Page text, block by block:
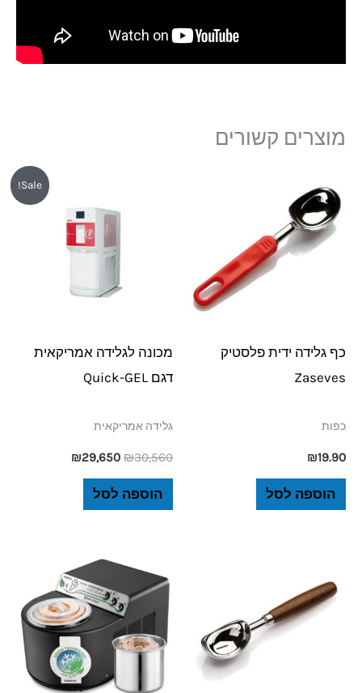
מוצרים קשורים
כף גלידה ידית פלסטיק
Zaseves
כפות
₪19.90
הוספה לסל
Sale!
מכונה לגלידה אמריקאית
דגם Quick-GEL
גלידה אמריקאית
₪30,560
היה:
₪30,560.
₪29,650
המחיר
הנוכחי
₪29,650.
הוספה לסל